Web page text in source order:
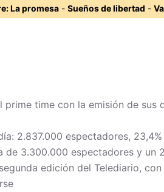
La promesa - Sueños de libertad -
time con la emisión de
2.837.000 espectadores,
de 3.300.000 espectadores y un
edición del Telediario,